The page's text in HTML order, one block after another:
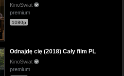
KinoSwiat
premium
1080p
Odnajdę cię (2018) Cały film PL
KinoSwiat
premium